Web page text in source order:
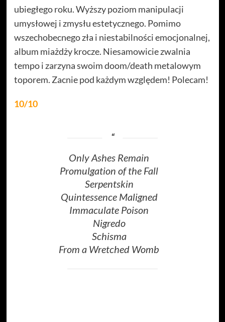
ubiegłego roku. Wyższy poziom manipulacji
umysłowej i zmysłu estetycznego. Pomimo
wszechobecnego zła i niestabilności emocjonalnej,
album miażdży krocze. Niesamowicie zwalnia
tempo i zarzyna swoim doom/death metalowym
toporem. Zacnie pod każdym względem! Polecam!
10/10
Only Ashes Remain
Promulgation of the Fall
Serpentskin
Quintessence Maligned
Immaculate Poison
Nigredo
Schisma
From a Wretched Womb